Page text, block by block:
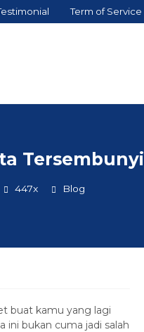
Term of Service
447x Blog
buat kamu yang lagi
ini bukan cuma jadi salah